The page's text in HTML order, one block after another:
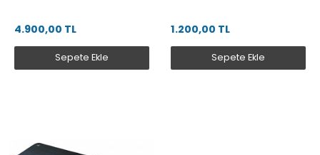
4.900,00 TL
Sepete Ekle
1.200,00 TL
Sepete Ekle